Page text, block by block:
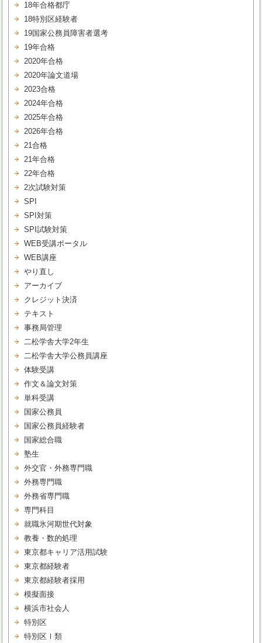
18年合格都庁
18特別区経験者
19国家公務員障害者選考
19年合格
2020年合格
2020年論文道場
2023合格
2024年合格
2025年合格
2026年合格
21合格
21年合格
22年合格
2次試験対策
SPI
SPI対策
SPI試験対策
WEB受講ポータル
WEB講座
やり直し
アーカイブ
クレジット決済
テキスト
事務局管理
二松学舎大学2年生
二松学舎大学公務員講座
体験受講
作文＆論文対策
単科受講
国家公務員
国家公務員経験者
国家総合職
塾生
外交官・外務専門職
外務専門職
外務省専門職
専門科目
就職氷河期世代対象
教養・数的処理
東京都キャリア活用試験
東京都経験者
東京都経験者採用
模擬面接
横浜市社会人
特別区
特別区Ⅰ類